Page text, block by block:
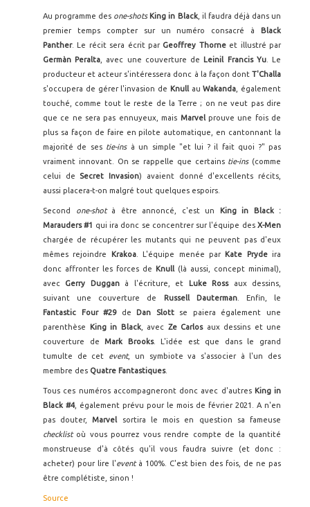
Au programme des one-shots King in Black, il faudra déjà dans un
premier temps compter sur un numéro consacré à
Black
Panther. Le récit sera écrit par Geoffrey Thorneet illustré par
Germàn Peralta , avec une couverture de Leinil Francis Yu. Le
producteur et acteur s'intéressera donc à la façon dont T'Challa
s'occupera de gérer l'invasion de Knull auWakanda , également
touché, comme tout le reste de la Terre ; on ne veut pas dire
que ce ne sera pas ennuyeux, mais Marvel prouve une fois de
plus sa façon de faire en pilote automatique, en cantonnant la
majorité de ses tie-ins à un simple "et lui ? il fait quoi ?" pas
vraiment innovant. On se rappelle que certains tie-ins (comme
celui de Secret Invasion) avaient donné d'excellents récits,
aussi placera-t-on malgré tout quelques espoirs.
Second one-shot à être annoncé, c'est un
King in Black :
Marauders #1
qui ira donc se concentrer sur l'équipe desX-Men
chargée de récupérer les mutants qui ne peuvent pas d'eux
mêmes rejoindre
Krakoa. L'équipe menée par Kate Pryde ira
donc affronter les forces de
Knull (là aussi, concept minimal),
avec Gerry Duggan à l'écriture, et Luke Ross
aux dessins,
suivant une couverture de
Russell Dauterman. Enfin, le
Fantastic Four #29
de Dan Slott se paiera également une
parenthèse
King in Black, avec Ze Carlos aux dessins et une
couverture deMark Brooks. L'idée est que dans le grand
tumulte de cet event, un symbiote va s'associer à l'un des
membre des Quatre Fantastiques.
Tous ces numéros accompagneront donc avec d'autres King in
Black #4, également prévu pour le mois de février 2021. A n'en
pas douter,Marvel
sortira le mois en question sa fameuse
checklist où vous pourrez vous rendre compte de la quantité
monstrueuse d'à côtés qu'il vous faudra suivre (et donc :
acheter) pour lire l'event à 100%. C'est bien des fois, de ne pas
être complétiste, sinon !
Source